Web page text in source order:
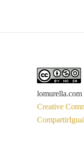
lomurella.com
Creative